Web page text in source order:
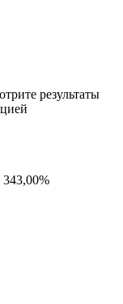
результаты